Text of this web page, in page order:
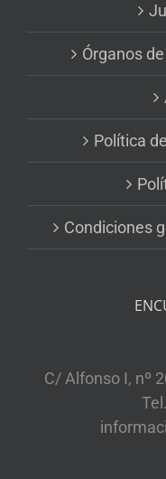
Órganos
Política
Condiciones
C/ Alfonso I, nº